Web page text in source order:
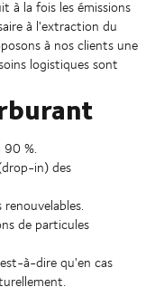
à la fois les émissions
à l'extraction du
à nos clients une
logistiques sont
90 %.
in) des
de particules
à-dire qu'en cas